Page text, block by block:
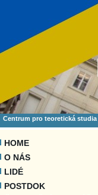
Centrum pro teoretická studia
HOME
O NÁS
LIDÉ
POSTDOK